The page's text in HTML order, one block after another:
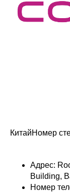
КитайНомер
Адрес:
Building,
Номер